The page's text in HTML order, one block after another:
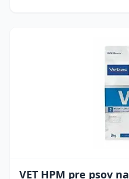
VET HPM pre psov